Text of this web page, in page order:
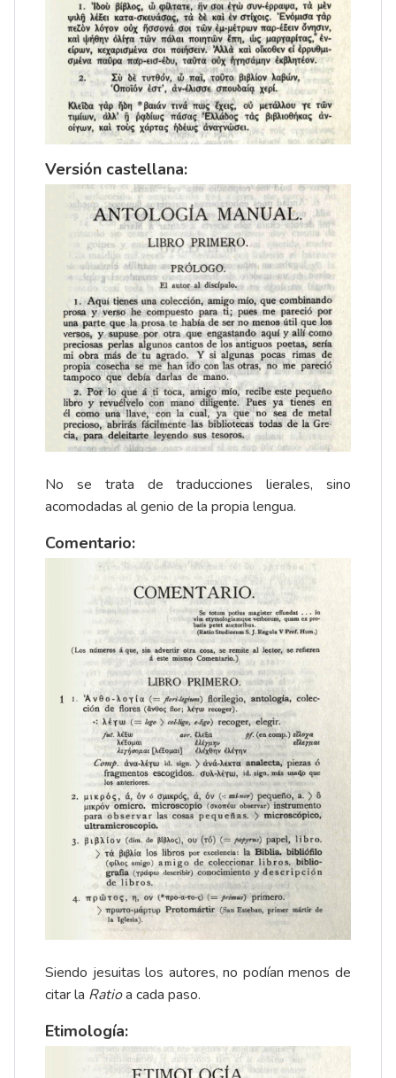
Versión castellana:
No se trata de traducciones lierales, sino
acomodadas al genio de la propia lengua.
Comentario:
Siendo jesuitas los autores, no podían menos de
citar la Ratioa cada paso.
Etimología: